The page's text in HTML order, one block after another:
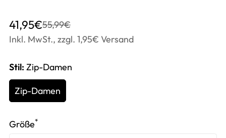
Translation
missing:
de.products.product.price.sale_price
41,95€
Translation
missing:
de.products.product.price.regular_price
55,99€
Inkl. MwSt., zzgl. 1,95€ Versand
Stil: Zip-Damen
Zip-Damen
Größe*